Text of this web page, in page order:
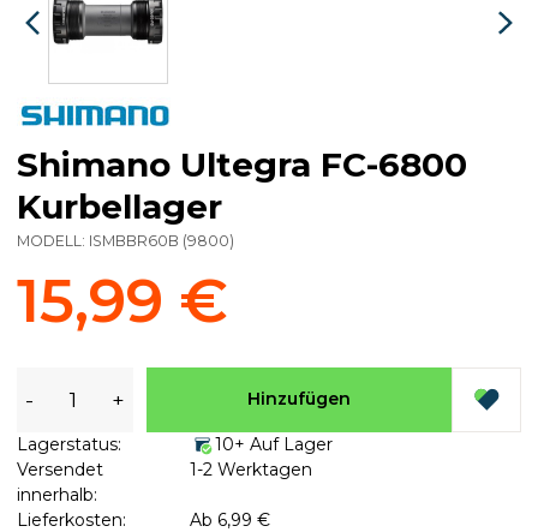
Shimano Ultegra FC-6800
Kurbellager
MODELL: ISMBBR60B (9800)
15,99 €
- + Hinzufügen
Lagerstatus:
10+ Auf Lager
Versendet
innerhalb:
1-2 Werktagen
Lieferkosten: Ab 6,99 €